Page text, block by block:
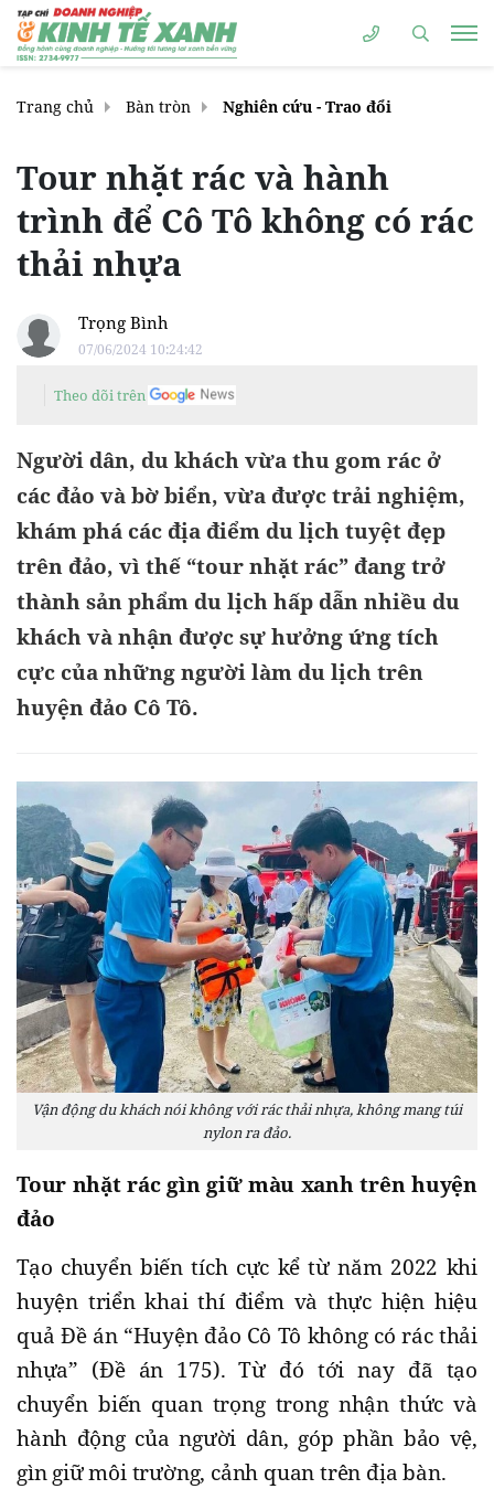
Trang chủ Bàn tròn Nghiên cứu - Trao đổi
Tour nhặt rác và hành
trình để Cô Tô không có rác
thải nhựa
Trọng Bình
07/06/2024 10:24:42
Theo dõi trên
Người dân, du khách vừa thu gom rác ở
các đảo và bờ biển, vừa được trải nghiệm,
khám phá các địa điểm du lịch tuyệt đẹp
trên đảo, vì thế “tour nhặt rác” đang trở
thành sản phẩm du lịch hấp dẫn nhiều du
khách và nhận được sự hưởng ứng tích
cực của những người làm du lịch trên
huyện đảo Cô Tô.
Vận động du khách nói không với rác thải nhựa, không mang túi
nylon ra đảo.
Tour nhặt rác gìn giữ màu xanh trên huyện
đảo
Tạo chuyển biến tích cực kể từ năm 2022 khi
huyện triển khai thí điểm và thực hiện hiệu
quả Đề án “Huyện đảo Cô Tô không có rác thải
nhựa” (Đề án 175). Từ đó tới nay đã tạo
chuyển biến quan trọng trong nhận thức và
hành động của người dân, góp phần bảo vệ,
gìn giữ môi trường, cảnh quan trên địa bàn.